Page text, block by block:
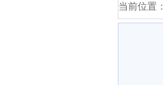
当前位置：